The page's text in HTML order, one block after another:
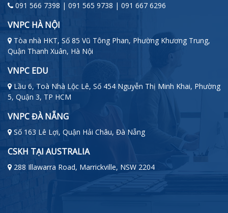
091 566 7398 | 091 565 9738 | 091 667 6296
VNPC HÀ NỘI
Tòa nhà HKT, Số 85 Vũ Tông Phan, Phường Khương Trung,
Quận Thanh Xuân, Hà Nội
VNPC EDU
Lầu 6, Toà Nhà Lộc Lê, Số 454 Nguyễn Thị Minh Khai, Phường
5, Quận 3, TP HCM
VNPC ĐÀ NẴNG
Số 163 Lê Lợi, Quận Hải Châu, Đà Nẵng
CSKH TẠI AUSTRALIA
288 Illawarra Road, Marrickville, NSW 2204